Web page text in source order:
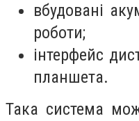
вбудовані
роботи;
інтерфейс
планшета.
Така система